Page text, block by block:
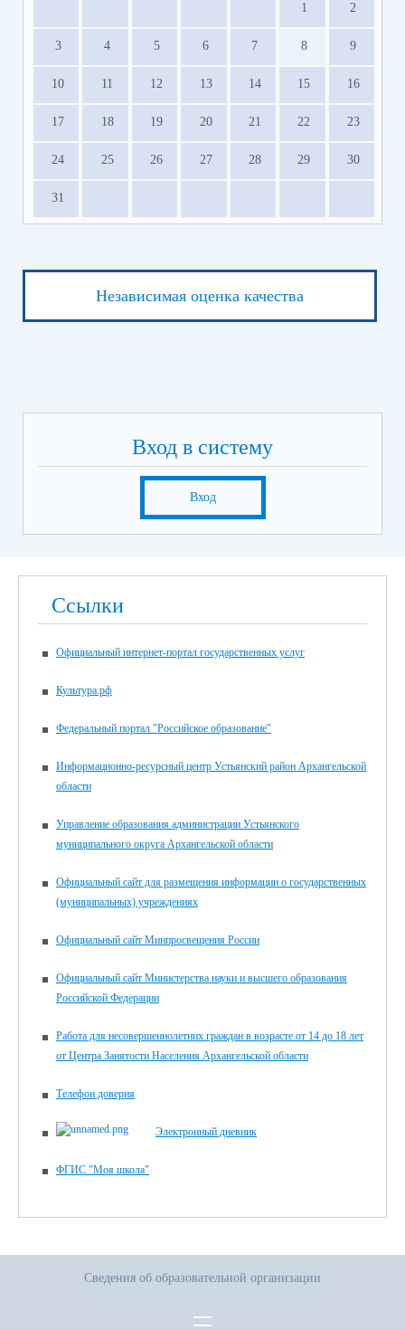
1 2
3 4 5 6 7 8 9
10 11 12 13 14 15 16
17 18 19 20 21 22 23
24 25 26 27 28 29 30
31
Независимая оценка качества
Вход в систему
Вход
Ссылки
Официальный интернет-портал государственных услуг
Культура.рф
Федеральный портал "Российское образование"
Информационно-ресурсный центр Устьянский район Архангельской
области
Управление образования администрации Устьянского
муниципального округа Архангельской области
Официальный сайт для размещения информации о государственных
(муниципальных) учреждениях
Официальный сайт Минпросвещения России
Официальный сайт Министерства науки и высшего образования
Российской Федерации
Работа для несовершеннолетних граждан в возрасте от 14 до 18 лет
от Центра Занятости Населения Архангельской области
Телефон доверия
Электронный дневник
ФГИС "Моя школа"
Сведения об образовательной организации